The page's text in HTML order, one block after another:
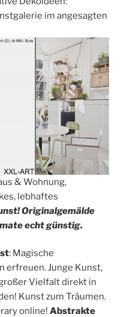
im angesagten
& Wohnung,
lebhaftes
Originalgemälde
echt günstig.
: Magische
erfreuen. Junge Kunst,
Vielfalt direkt in
Kunst zum Träumen.
online! Abstrakte